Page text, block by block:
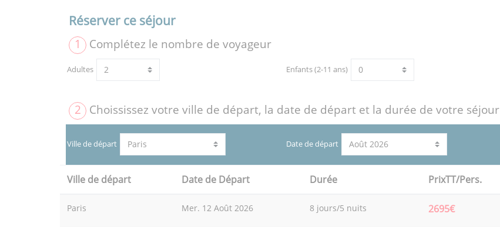
Réserver ce séjour
1 Complétez le nombre de voyageur
Adultes Enfants (2-11 ans)
2 Choississez votre ville de départ, la date de départ et la durée de votre séjour
Ville de départ Date de départ
Ville de départ Date de Départ Durée PrixTT/Pers.
Paris Mer. 12 Août 2026 8 jours/5 nuits 2695€